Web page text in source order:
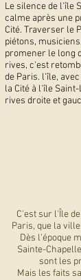
Le silence de l'île
calme après une
Cité. Traverser le
piétons,
promener le long
rives, c'est
de Paris. l'île,
la Cité à l'île
rives droite et
C'est sur l'Île
Paris, que la
Dès l'époque
Sainte-
sont les
Mais les faits